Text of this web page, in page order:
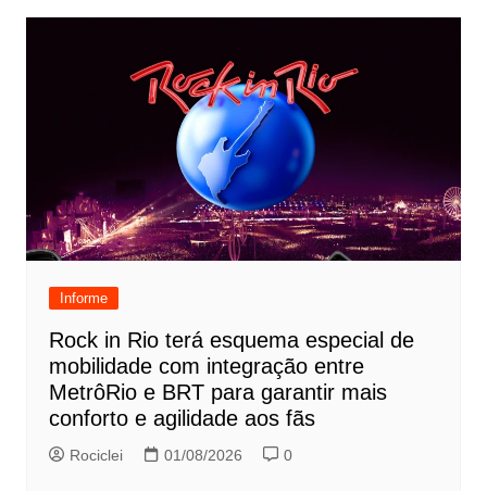
Informe
Rock in Rio terá esquema especial de
mobilidade com integração entre
MetrôRio e BRT para garantir mais
conforto e agilidade aos fãs
Rociclei 01/08/2026 0